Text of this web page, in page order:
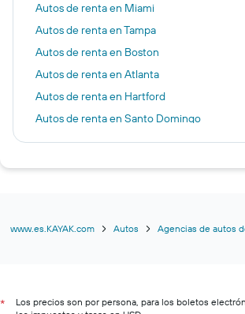
Autos de renta en Miami
Autos de renta en Tampa
Autos de renta en Boston
Autos de renta en Atlanta
Autos de renta en Hartford
Autos de renta en Santo Domingo
Autos de renta en Dallas
Autos de renta en Nueva Orleans
www.es.KAYAK.com Autos Agencias de autos
*
Los precios son por persona, para los boletos